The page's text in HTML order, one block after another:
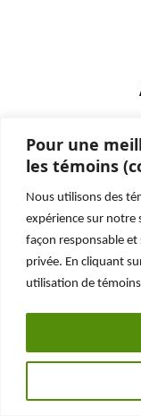
Pour une
les témoins
Nous utilisons des
expérience sur notre
façon responsable et
privée. En cliquant
utilisation de
Foire aux
L'inspecteur de
Le Fonds
Faites carrière
Liens utiles
Sondage qualité
Programme